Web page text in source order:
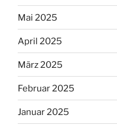
Mai 2025
April 2025
März 2025
Februar 2025
Januar 2025